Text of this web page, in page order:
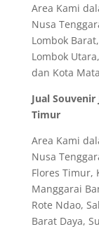
Area Kami
Nusa
Lombok
Lombok
dan Kota
Jual
Timur
Area Kami
Nusa
Flores Timur,
Manggarai
Rote Ndao,
Barat Daya,